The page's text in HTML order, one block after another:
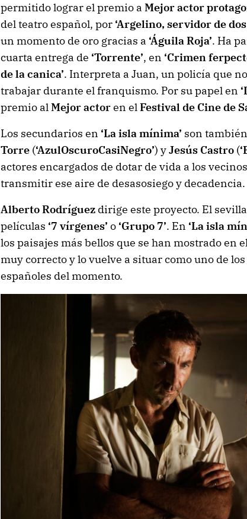
permitido lograr el premio a Mejor actor
del teatro español, por ‘Argelino, servidor de dos
un momento de oro gracias a ‘Águila Roja’. Ha
cuarta entrega de ‘Torrente’, en ‘Crimen
de la canica’. Interpreta a Juan, un policía que
trabajar durante el franquismo. Por su papel en
premio alMejor actoren elFestival de Cine de
Los secundarios en ‘La isla mínima’ son
Torre(‘AzulOscuroCasiNegro’) yJesús Castro(
actores encargados de dotar de vida a los
transmitir ese aire de desasosiego y decadencia.
Alberto Rodríguezdirige este proyecto. El
películas ‘7 vírgenes’ o ‘Grupo 7’. En ‘La isla
los paisajes más bellos que se han mostrado en
muy correcto y lo vuelve a situar como uno de
españoles del momento.